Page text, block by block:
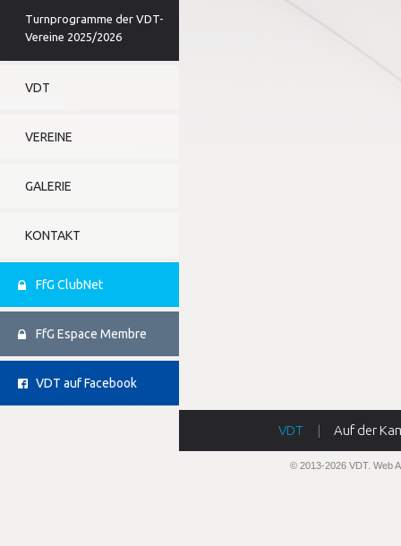
Turnprogramme der VDT-
Vereine 2025/2026
VDT
VEREINE
GALERIE
KONTAKT
FfG ClubNet
FfG Espace Membre
VDT auf Facebook
VDT | Auf der
© 2013-2026 VDT. Web